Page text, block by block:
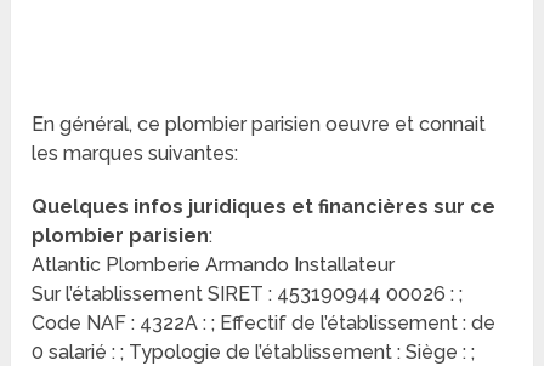
En général, ce plombier parisien oeuvre et connait
les marques suivantes:
Quelques infos juridiques et financières sur ce
plombier parisien:
Atlantic Plomberie Armando Installateur
Sur l’établissement SIRET : 453190944 00026 : ;
Code NAF : 4322A : ; Effectif de l’établissement : de
0 salarié : ; Typologie de l’établissement : Siège : ;